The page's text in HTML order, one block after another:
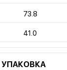
73.8
41.0